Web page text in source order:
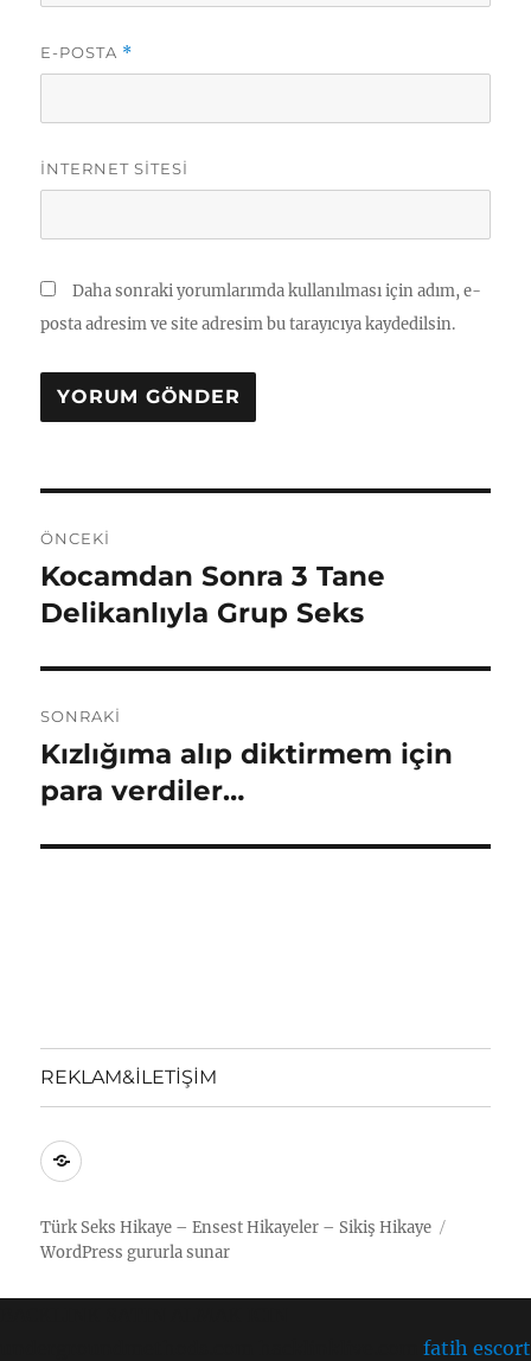
E-POSTA *
İNTERNET SITESI
Daha sonraki yorumlarımda kullanılması için adım, e-
posta adresim ve site adresim bu tarayıcıya kaydedilsin.
gezinmesi
ÖNCEKI
Önceki
yazı:
Kocamdan Sonra 3 Tane
Delikanlıyla Grup Seks
SONRAKI
Sonraki
yazı:
Kızlığıma alıp diktirmem için
para verdiler…
REKLAM&İLETİŞİM
REKLAM&İLETİŞİM
Türk Seks Hikaye – Ensest Hikayeler – Sikiş Hikaye
WordPress gururla sunar
fatih escort